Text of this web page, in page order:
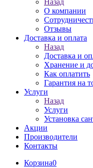
Назад
О компании
Отзывы
Доставка и оплата
Назад
Доставка и
Хранение и
Как оплатить
Гарантия на
Услуги
Назад
Услуги
Установка
Акции
Производители
Контакты
Корзина0